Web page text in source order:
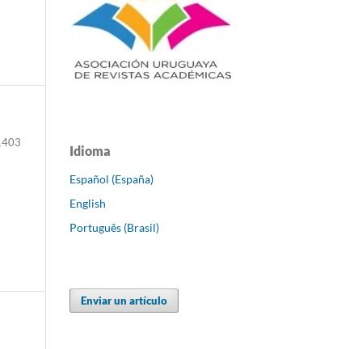
Idioma
Español (España)
English
Português (Brasil)
Enviar un artículo